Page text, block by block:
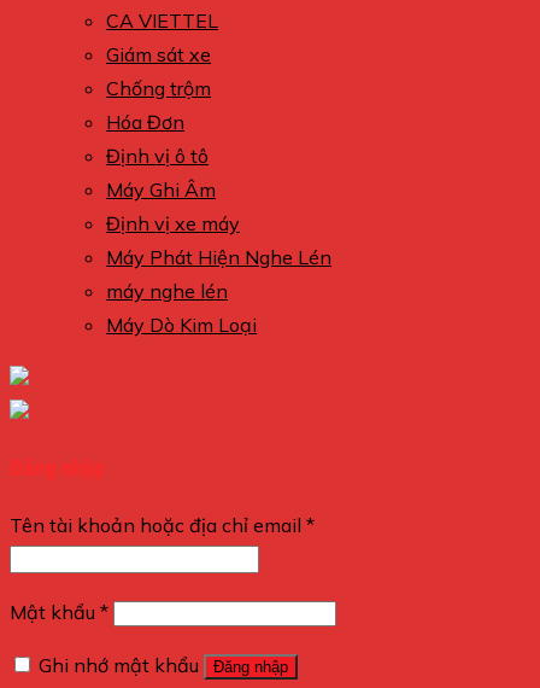
CA VIETTEL
Giám sát xe
Chống trộm
Hóa Đơn
Định vị ô tô
Máy Ghi Âm
Định vị xe máy
Máy Phát Hiện Nghe Lén
máy nghe lén
Máy Dò Kim Loại
Đăng nhập
Tên tài khoản hoặc địa chỉ email *
Mật khẩu *
Ghi nhớ mật khẩu Đăng nhập